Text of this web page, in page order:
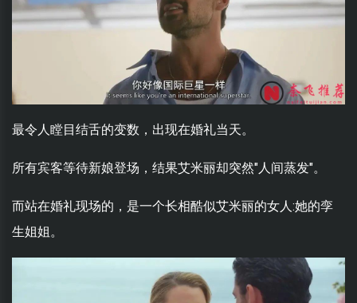
最令人瞠目结舌的变数，出现在婚礼当天。
所有宾客等待新娘登场，结果艾米丽却突然"人间蒸发"。
而站在婚礼现场的，是一个长相酷似艾米丽的女人:她的孪
生姐姐。